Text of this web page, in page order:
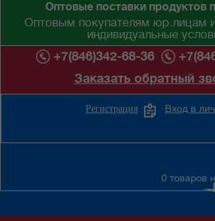
Оптовые поставки продуктов
Оптовым покупателям юр.лицам
индивидуальные
+7(846)342-68-36
Заказать обратный
Вход в
Регистрация
0 товаров